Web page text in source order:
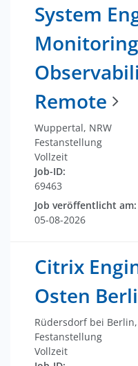
System
Remote
Wuppertal, NRW
Festanstellung
Vollzeit
Job-ID:
69463
Job veröffentlicht am:
05-08-2026
Citrix
Osten
Rüdersdorf bei
Festanstellung
Vollzeit